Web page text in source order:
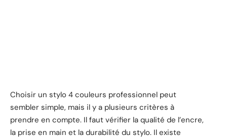
Choisir un stylo 4 couleurs professionnel peut
sembler simple, mais il y a plusieurs critères à
prendre en compte. Il faut vérifier la qualité de l’encre,
la prise en main et la durabilité du stylo. Il existe